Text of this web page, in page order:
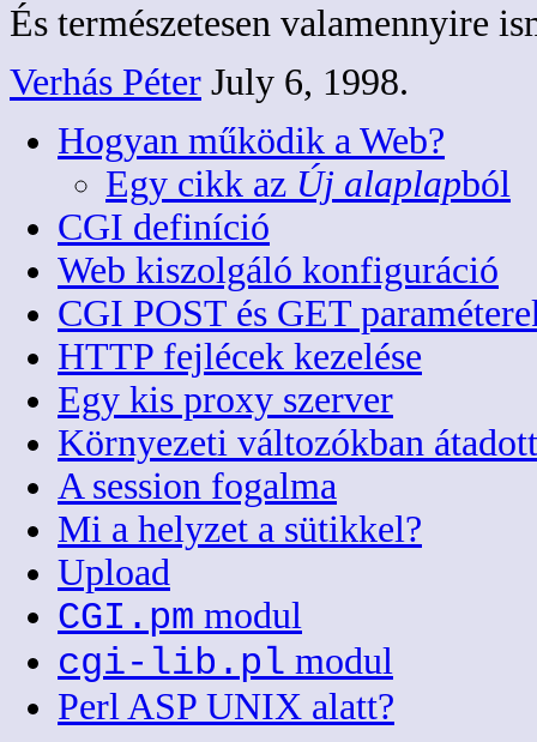
És természetesen valamennyire
Verhás Péter July 6, 1998.
Hogyan működik a Web?
Egy cikk az Új alaplapból
CGI definíció
Web kiszolgáló konfiguráció
CGI POST és GET
HTTP fejlécek kezelése
Egy kis proxy szerver
Környezeti változókban
A session fogalma
Mi a helyzet a sütikkel?
Upload
CGI.pm modul
cgi-lib.pl modul
Perl ASP UNIX alatt?